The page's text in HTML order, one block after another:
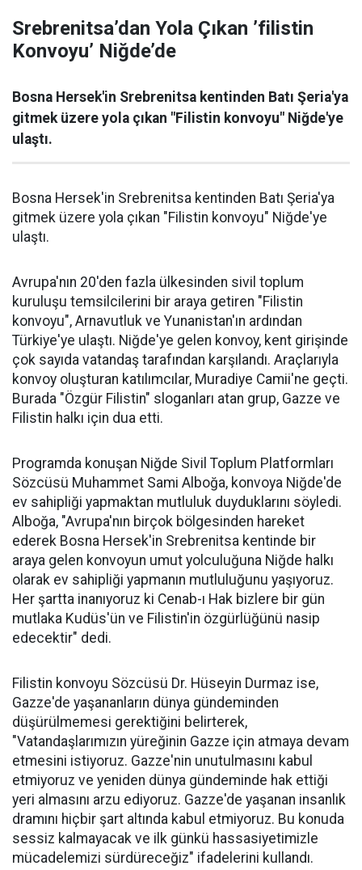
Srebrenitsa’dan Yola Çıkan ’filistin
Konvoyu’ Niğde’de
Bosna Hersek'in Srebrenitsa kentinden Batı Şeria'ya
gitmek üzere yola çıkan "Filistin konvoyu" Niğde'ye
ulaştı.
Bosna Hersek'in Srebrenitsa kentinden Batı Şeria'ya
gitmek üzere yola çıkan "Filistin konvoyu" Niğde'ye
ulaştı.
Avrupa'nın 20'den fazla ülkesinden sivil toplum
kuruluşu temsilcilerini bir araya getiren "Filistin
konvoyu", Arnavutluk ve Yunanistan'ın ardından
Türkiye'ye ulaştı. Niğde'ye gelen konvoy, kent girişinde
çok sayıda vatandaş tarafından karşılandı. Araçlarıyla
konvoy oluşturan katılımcılar, Muradiye Camii'ne geçti.
Burada "Özgür Filistin" sloganları atan grup, Gazze ve
Filistin halkı için dua etti.
Programda konuşan Niğde Sivil Toplum Platformları
Sözcüsü Muhammet Sami Alboğa, konvoya Niğde'de
ev sahipliği yapmaktan mutluluk duyduklarını söyledi.
Alboğa, "Avrupa'nın birçok bölgesinden hareket
ederek Bosna Hersek'in Srebrenitsa kentinde bir
araya gelen konvoyun umut yolculuğuna Niğde halkı
olarak ev sahipliği yapmanın mutluluğunu yaşıyoruz.
Her şartta inanıyoruz ki Cenab-ı Hak bizlere bir gün
mutlaka Kudüs'ün ve Filistin'in özgürlüğünü nasip
edecektir" dedi.
Filistin konvoyu Sözcüsü Dr. Hüseyin Durmaz ise,
Gazze'de yaşananların dünya gündeminden
düşürülmemesi gerektiğini belirterek,
"Vatandaşlarımızın yüreğinin Gazze için atmaya devam
etmesini istiyoruz. Gazze'nin unutulmasını kabul
etmiyoruz ve yeniden dünya gündeminde hak ettiği
yeri almasını arzu ediyoruz. Gazze'de yaşanan insanlık
dramını hiçbir şart altında kabul etmiyoruz. Bu konuda
sessiz kalmayacak ve ilk günkü hassasiyetimizle
mücadelemizi sürdüreceğiz" ifadelerini kullandı.